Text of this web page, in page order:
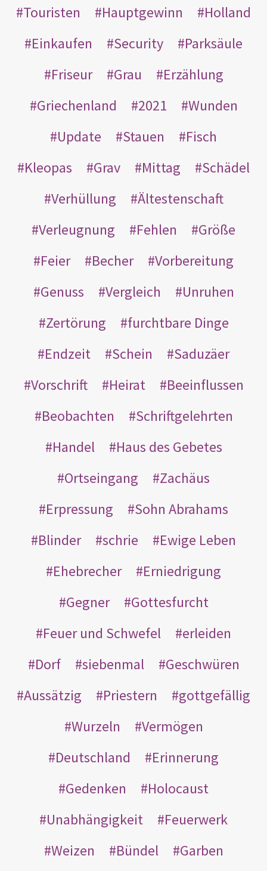
Touristen Hauptgewinn
Holland
Einkaufen
Security
Parksäule
Friseur
Grau
Erzählung
Griechenland
2021
Wunden
Update
Stauen
Fisch
Kleopas
Grav Mittag
Schädel
Verhüllung
Ältestenschaft
Verleugnung
Fehlen
Größe
Feier
Becher
Vorbereitung
Genuss
Vergleich
Unruhen
Zertörung
furchtbare Dinge
Endzeit
Schein
Saduzäer
Vorschrift
Heirat
Beeinflussen
Beobachten
Schriftgelehrten
Handel
Haus des Gebetes
Ortseingang
Zachäus
Erpressung
Sohn Abrahams
Blinder
schrie
Ewige Leben
Ehebrecher
Erniedrigung
Gegner
Gottesfurcht
Feuer und Schwefel
erleiden
Dorf
siebenmal
Geschwüren
Aussätzig
Priestern
gottgefällig
Wurzeln
Vermögen
Deutschland
Erinnerung
Gedenken
Holocaust
Unabhängigkeit
Feuerwerk
Weizen
Bündel
Garben